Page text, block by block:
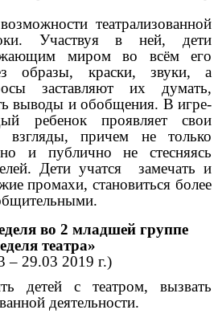
театрализованной
Участвуя в ней, дети
миром во всём его
образы, краски, звуки, а
заставляют их думать,
выводы и обобщения. В игре-
ребенок проявляет свои
взгляды, причем не только
и публично не стесняясь
Дети учатся замечать и
промахи, становиться более
во 2 младшей группе
театра»
– 29.03 2019 г.)
детей с театром, вызвать
деятельности.